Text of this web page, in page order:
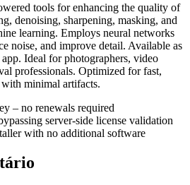
tools for enhancing the quality of
denoising, sharpening, masking, and
learning. Employs neural networks
noise, and improve detail. Available as
Ideal for photographers, video
professionals. Optimized for fast,
minimal artifacts.
– no renewals required
server-side license validation
with no additional software